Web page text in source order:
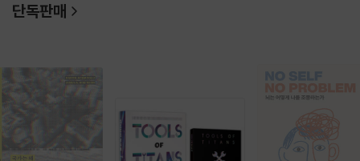
단독판매